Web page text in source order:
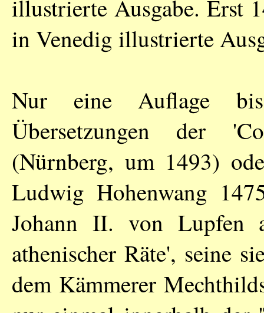
illustrierte Ausgabe. Erst
in Venedig illustrierte
Nur eine Auflage
Übersetzungen der
(Nürnberg, um 1493)
Ludwig Hohenwang
Johann II. von Lupfen
athenischer Räte', seine
dem Kämmerer